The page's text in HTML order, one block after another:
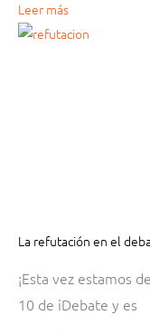
Leer más
La refutación en el
¡Esta vez estamos
10 de iDebate y es